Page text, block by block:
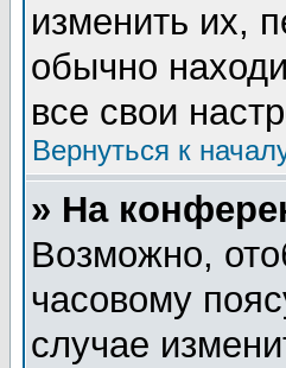
изменить их,
обычно
все свои
Вернуться к
» На
Возможно,
часовому
случае